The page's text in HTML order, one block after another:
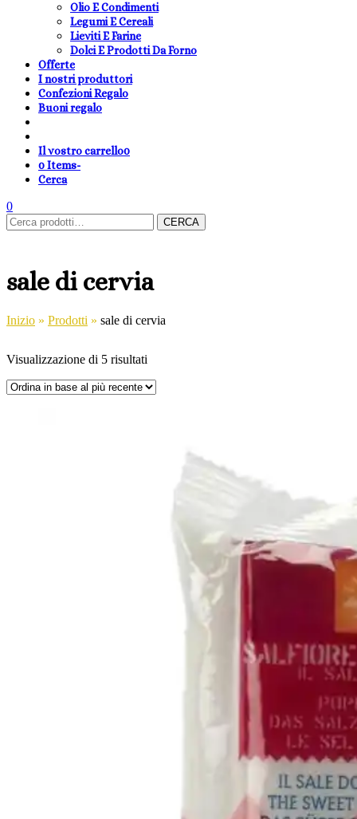
Olio E Condimenti
Legumi E Cereali
Lieviti E Farine
Dolci E Prodotti Da Forno
Offerte
I nostri produttori
Confezioni Regalo
Buoni regalo
Il vostro carrello0
0 Items-
Cerca
0shopping-
basket
Area
Clienti
search
cambia
lingua
Carrello
Cerca: CERCA
sale di cervia
Inizio » Prodotti » sale di cervia
Visualizzazione di 5 risultati